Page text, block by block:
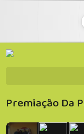
Premiação Da